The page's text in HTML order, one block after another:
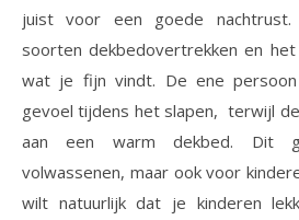
juist voor een goede nachtrust.
soorten dekbedovertrekken en
wat je fijn vindt. De ene
gevoel tijdens het slapen, terwijl
aan een warm dekbed. Dit
volwassenen, maar ook voor
wilt natuurlijk dat je kinderen